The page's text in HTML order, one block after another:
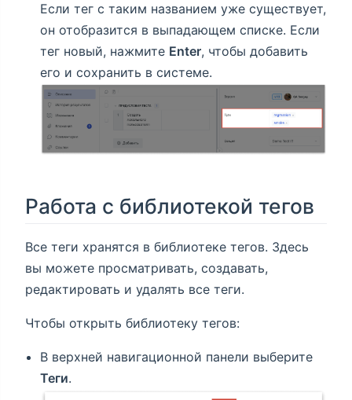
Если тег с таким названием уже существует,
он отобразится в выпадающем списке. Если
тег новый, нажмите Enter, чтобы добавить
его и сохранить в системе.
Работа с библиотекой тегов
Все теги хранятся в библиотеке тегов. Здесь
вы можете просматривать, создавать,
редактировать и удалять все теги.
Чтобы открыть библиотеку тегов:
В верхней навигационной панели выберите
Теги.